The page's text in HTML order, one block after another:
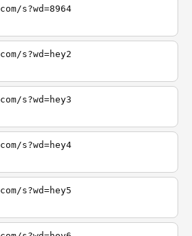
s?wd=8964
s?wd=hey2
s?wd=hey3
s?wd=hey4
s?wd=hey5